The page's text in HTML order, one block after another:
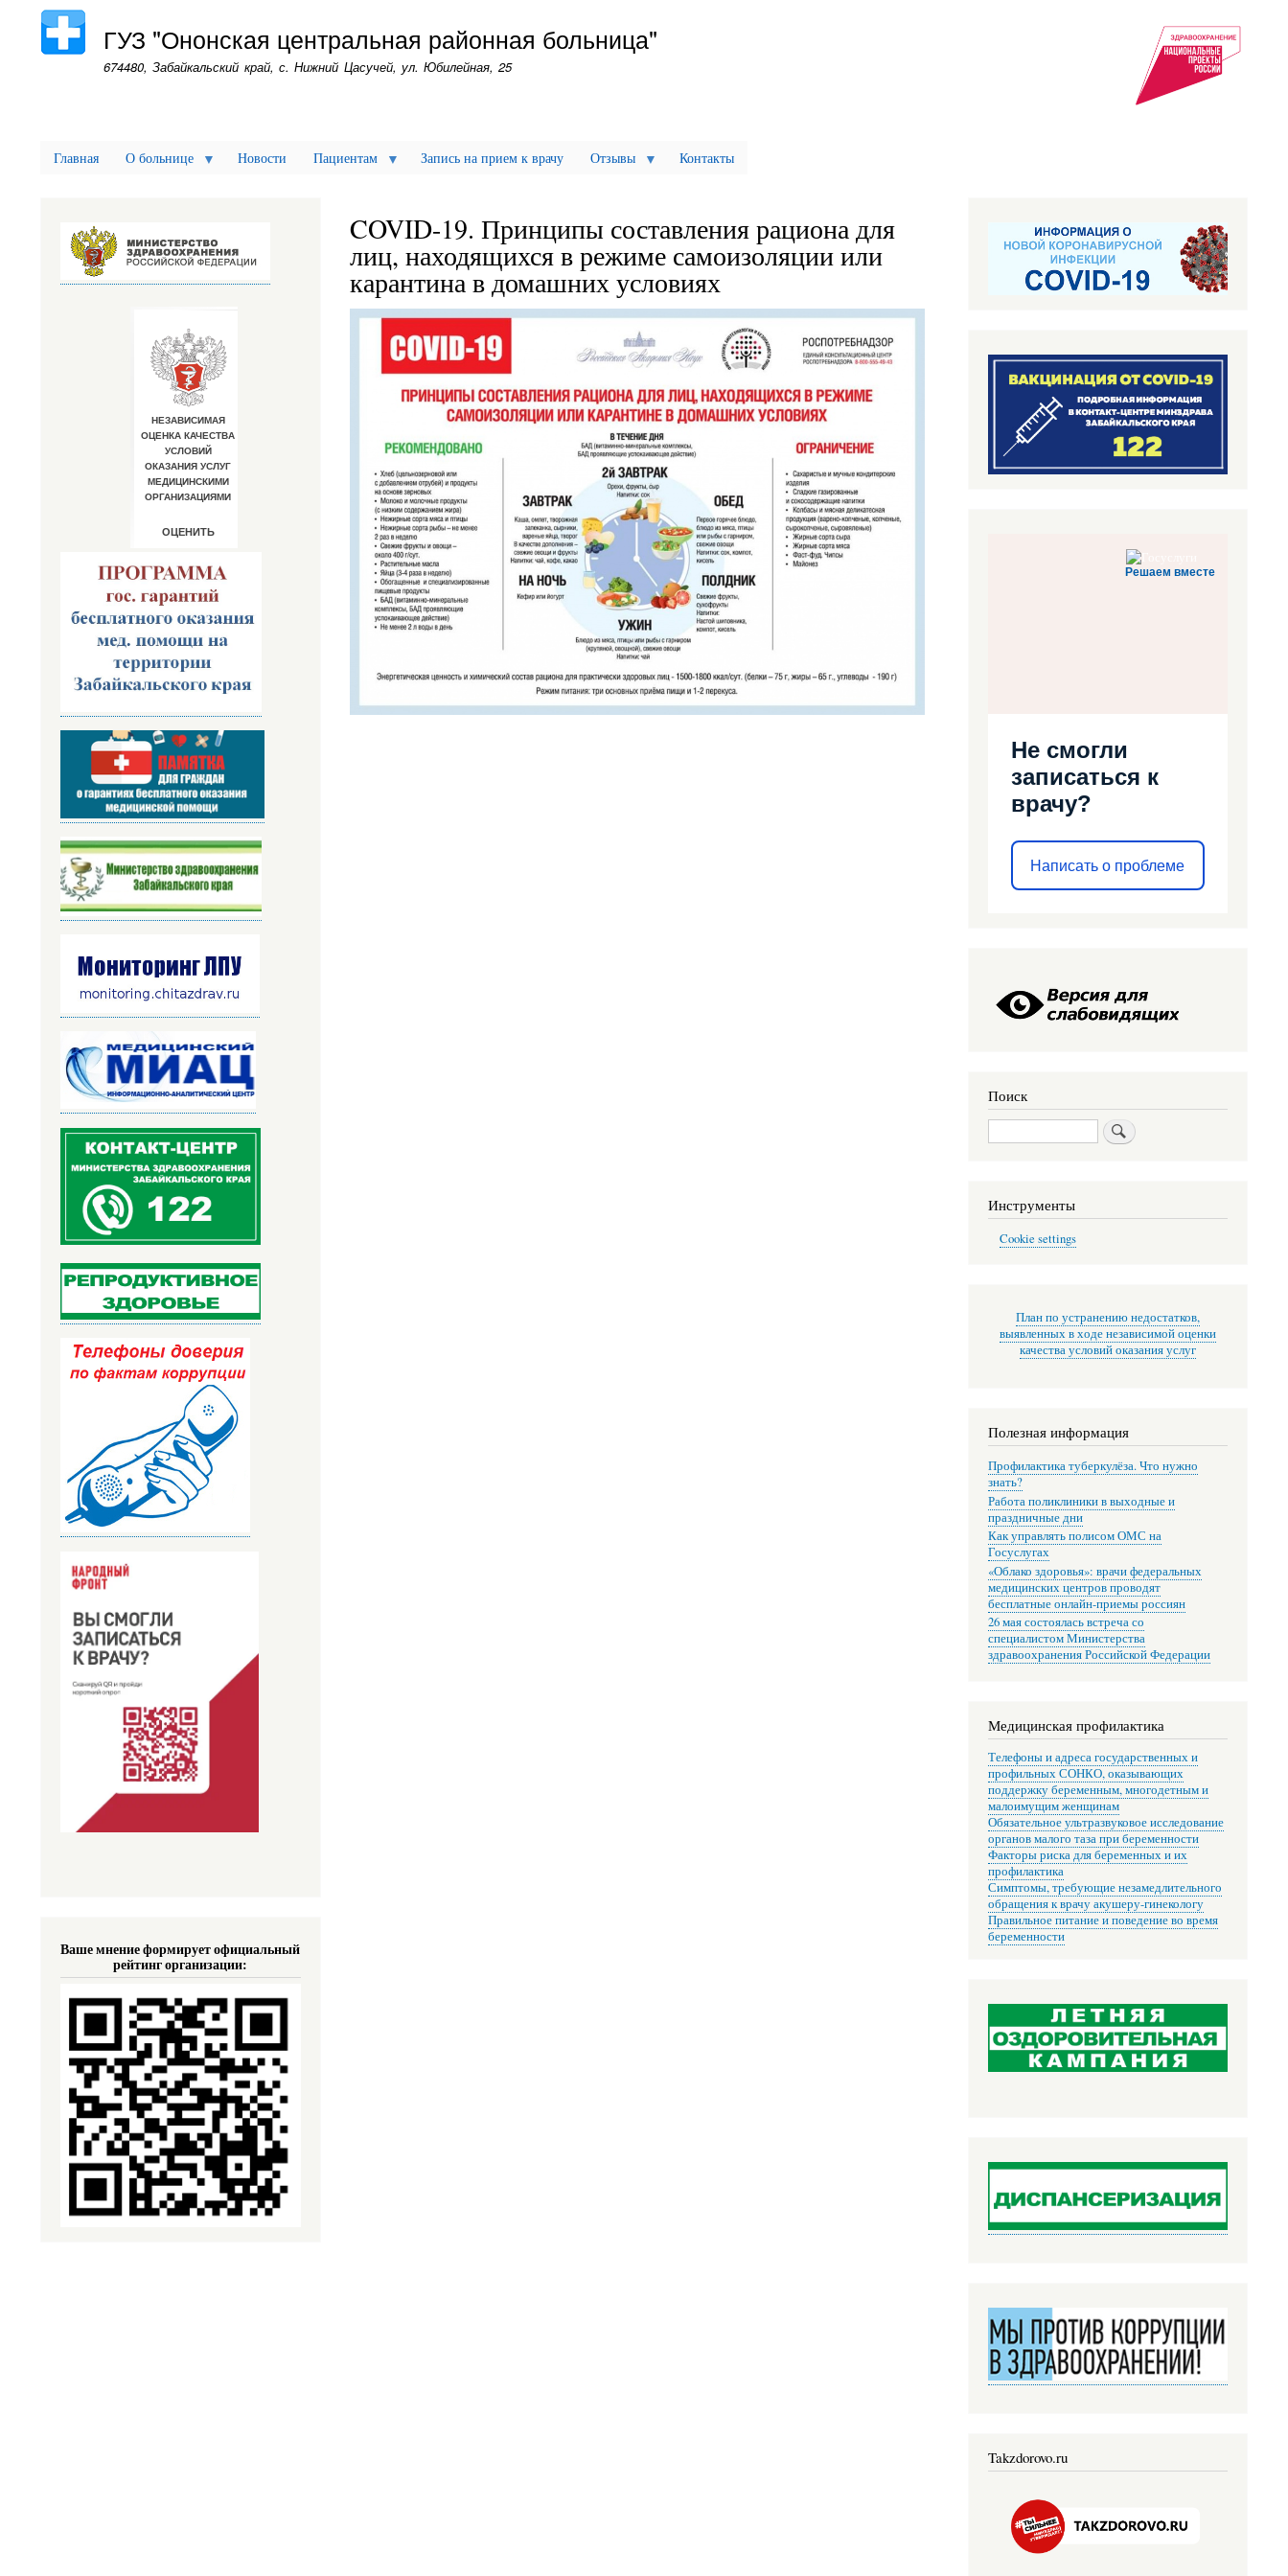
к
основному
ГУЗ "Ононская центральная районная больница"
674480, Забайкальский край, с. Нижний Цасучей, ул. Юбилейная, 25
Главная О больнице Новости Пациентам Запись на прием к врачу Отзывы Контакты
COVID-19. Принципы составления рациона для
лиц, находящихся в режиме самоизоляции или
карантина в домашних условиях
Ваше мнение формирует официальный
рейтинг организации:
Решаем вместе
Не смогли
записаться к
врачу?
Написать о проблеме
Поиск
Поиск
Инструменты
Cookie settings
План по устранению недостатков,
выявленных в ходе независимой оценки
качества условий оказания услуг
Полезная информация
Профилактика туберкулёза. Что нужно
знать?
Работа поликлиники в выходные и
праздничные дни
Как управлять полисом ОМС на
Госуслугах
«Облако здоровья»: врачи федеральных
медицинских центров проводят
бесплатные онлайн-приемы россиян
26 мая состоялась встреча со
специалистом Министерства
здравоохранения Российской Федерации
Медицинская профилактика
Телефоны и адреса государственных и
профильных СОНКО, оказывающих
поддержку беременным, многодетным и
малоимущим женщинам
Обязательное ультразвуковое исследование
органов малого таза при беременности
Факторы риска для беременных и их
профилактика
Симптомы, требующие незамедлительного
обращения к врачу акушеру-гинекологу
Правильное питание и поведение во время
беременности
Takzdorovo.ru